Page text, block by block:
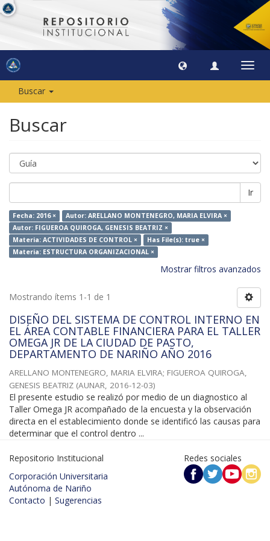
Buscar
Buscar
Ir
Fecha: 2016 ×
Autor: ARELLANO MONTENEGRO, MARIA ELVIRA ×
Autor: FIGUEROA QUIROGA, GENESIS BEATRIZ ×
Materia: ACTIVIDADES DE CONTROL ×
Has File(s): true ×
Materia: ESTRUCTURA ORGANIZACIONAL ×
Mostrar filtros avanzados
Mostrando ítems 1-1 de 1
DISEÑO DEL SISTEMA DE CONTROL INTERNO EN
EL ÁREA CONTABLE FINANCIERA PARA EL TALLER
OMEGA JR DE LA CIUDAD DE PASTO,
DEPARTAMENTO DE NARIÑO AÑO 2016
ARELLANO MONTENEGRO, MARIA ELVIRA; FIGUEROA QUIROGA,
GENESIS BEATRIZ (AUNAR, 2016-12-03)
El presente estudio se realizó por medio de un diagnostico al
Taller Omega JR acompañado de la encuesta y la observación
directa en el establecimiento donde se identificó las causas para
determinar que el control dentro ...
Repositorio Institucional
Corporación Universitaria
Autónoma de Nariño
Contacto | Sugerencias
Redes sociales